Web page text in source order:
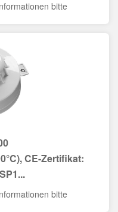
bitte
CE-Zertifikat:
bitte